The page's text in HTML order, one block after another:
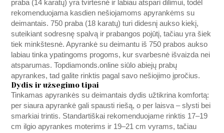
praba (14 karatų) yra tvirtesnė ir labiau atspari dilimui, todėl
rekomenduojama kasdien nešiojamoms apyrankėms su
deimantais. 750 praba (18 karatų) turi didesnį aukso kiekį,
suteikiant sodresnę spalvą ir prabangos pojūtį, tačiau yra šiek
tiek minkštesnė. Apyrankė su deimantu iš 750 prabos aukso
labiau tinka ypatingoms progoms, kur svarbesnė išvaizda nei
atsparumas.Topdiamonds.online siūlo abiejų prabų
apyrankes, tad galite rinktis pagal savo nešiojimo įpročius.
Dydis ir užsegimo tipai
Tinkamas apyrankės su deimantais dydis užtikrina komfortą:
per siaura apyrankė gali spausti riešą, o per laisva – slysti bei
smarkiai trintis. Standartiškai rekomenduojame rinktis 17–19
cm ilgio apyrankes moterims ir 19–21 cm vyrams, tačiau